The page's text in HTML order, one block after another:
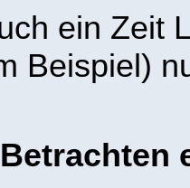
ein Zeit
Beispiel)